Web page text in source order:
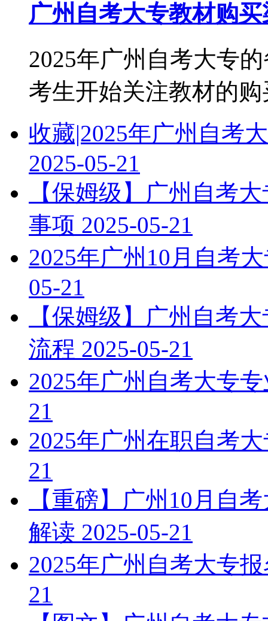
广州自考大专教材购
2025年广州自考大专
考生开始关注教材的购
收藏|2025年广州自考
2025-05-21
【保姆级】广州自考
事项 2025-05-21
2025年广州10月自考
05-21
【保姆级】广州自考
流程 2025-05-21
2025年广州自考大专
21
2025年广州在职自考
21
【重磅】广州10月自
解读 2025-05-21
2025年广州自考大专
21